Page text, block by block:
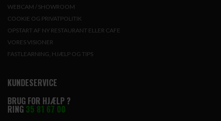
WEBCAM / SHOWROOM
COOKIE OG PRIVATPOLITIK
OPSTART AF NY RESTAURANT ELLER CAFE
VORES VISIONER
FASTLEARNING, HJÆLP OG TIPS
KUNDESERVICE
BRUG FOR HJÆLP ?
RING 35 81 67 00